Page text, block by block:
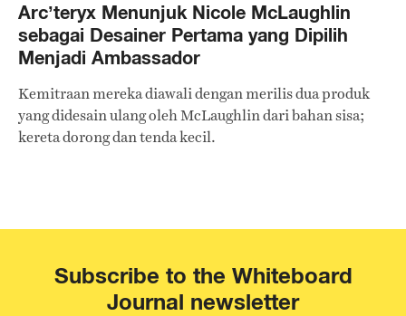
Arc’teryx Menunjuk Nicole McLaughlin
sebagai Desainer Pertama yang Dipilih
Menjadi Ambassador
Kemitraan mereka diawali dengan merilis dua produk
yang didesain ulang oleh McLaughlin dari bahan sisa;
kereta dorong dan tenda kecil.
Subscribe to the Whiteboard
Journal newsletter